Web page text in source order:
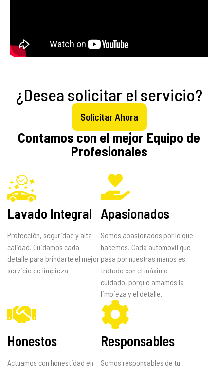
¿Desea solicitar el servicio?
Solicitar Ahora
Contamos con el mejor Equipo de
Profesionales
Lavado Integral
Protección, seguridad y alta
calidad. Cuidamos cada
detalle para brindarte el mejor
servicio de limpieza
Apasionados
Somos apasionados por lo que
hacemos. Cada automovil que
pasa por nuestras manos es
tratado con el máximo
cuidado, porque amamos la
limpieza y el detalle.
Honestos
Actuamos con honestidad en
Responsables
Somos responsables de tu